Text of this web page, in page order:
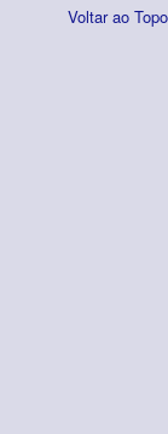
Voltar ao Topo